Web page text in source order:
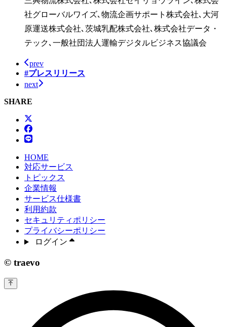
社グローバルワイズ､物流企画サポート株式会社､大河
原運送株式会社､茨城乳配株式会社､株式会社データ・
テック､一般社団法人運輸デジタルビジネス協議会
prev
#プレスリリース
next
SHARE
HOME
対応サービス
トピックス
企業情報
サービス仕様書
利用約款
セキュリティポリシー
プライバシーポリシー
ログイン
© traevo